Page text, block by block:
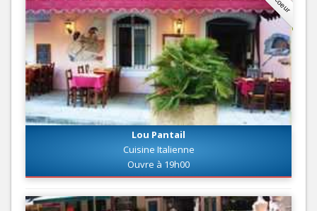
Lou Pantail
Cuisine Italienne
Ouvre à 19h00